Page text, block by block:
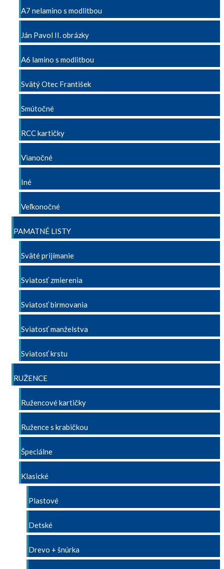
A7 nelamino s modlitbou
Ján Pavol II. obrázky
A6 lamino s modlitbou
Svätý Otec František
Smútočné
RCC kartičky
Vianočné
Iné
Veľkonočné
PAMATNÉ LISTY
Sväté prijímanie
Sviatosť zmierenia
Sviatosť birmovania
Sviatosť manželstva
Sviatosť krstu
RUŽENCE
Ružencové kartičky
Ružence s krabičkou
Špeciálne
Klasické
Plastové
Detské
Drevo + šnúrka